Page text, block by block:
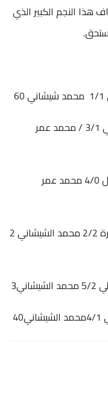
هذا النجم الكبير الذي
**11/4/2008 الجمعه – البقعه والأهلي 3/1 / محمد عمر
** الجمعة 16/4/2010 –البقعه والكرمل 4/0 محمد عمر
** السبت 16/10/2010 – الأهلي والجزيرة 2/2 محمد الشيشاني 2